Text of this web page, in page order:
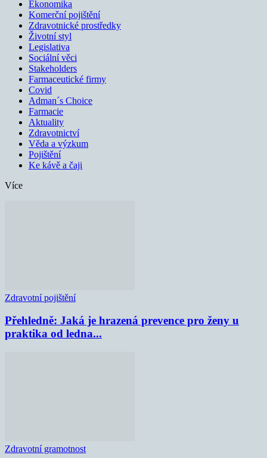
Ekonomika
Komerční pojištění
Zdravotnické prostředky
Životní styl
Legislativa
Sociální věci
Stakeholders
Farmaceutické firmy
Covid
Adman´s Choice
Farmacie
Aktuality
Zdravotnictví
Věda a výzkum
Pojištění
Ke kávě a čaji
Více
Zdravotní pojištění
Přehledně: Jaká je hrazená prevence pro ženy u
praktika od ledna...
Zdravotní gramotnost